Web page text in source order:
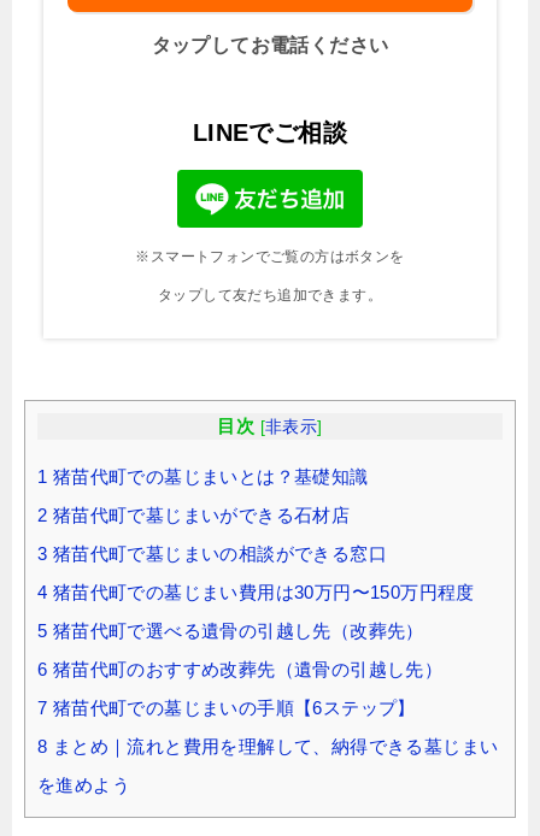
タップしてお電話ください
LINEでご相談
※スマートフォンでご覧の方はボタンを
タップして友だち追加できます。
目次 [非表示]
1 猪苗代町での墓じまいとは？基礎知識
2 猪苗代町で墓じまいができる石材店
3 猪苗代町で墓じまいの相談ができる窓口
4 猪苗代町での墓じまい費用は30万円〜150万円程度
5 猪苗代町で選べる遺骨の引越し先（改葬先）
6 猪苗代町のおすすめ改葬先（遺骨の引越し先）
7 猪苗代町での墓じまいの手順【6ステップ】
8 まとめ｜流れと費用を理解して、納得できる墓じまい
を進めよう